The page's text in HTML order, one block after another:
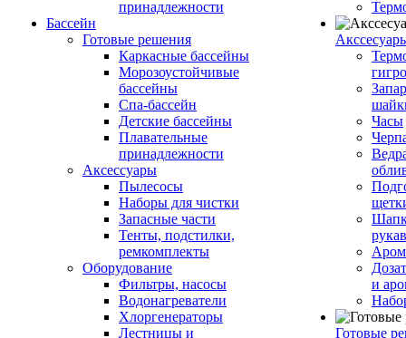
принадлежности
Бассейн
Готовые решения
Каркасные бассейны
Морозоустойчивые
бассейны
Спа-бассейн
Детские бассейны
Плавательные
принадлежности
Аксессуары
Пылесосы
Наборы для чистки
Запасные части
Тенты, подстилки,
ремкомплекты
Оборудование
Фильтры, насосы
Водонагреватели
Хлоргенераторы
Лестницы и
Часы
и
Готовые